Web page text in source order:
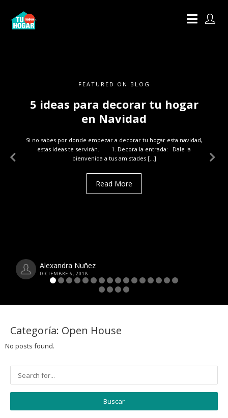
FEATURED ON BLOG
5 ideas para decorar tu hogar
en Navidad
Si no sabes por donde empezar a decorar tu hogar esta navidad,
estas ideas te servirán. 1. Decora la entrada: Dale la
bienvenida a tus amistades […]
Read More
Alexandra Nuñez
DICIEMBRE 6, 2018
Categoría: Open House
No posts found.